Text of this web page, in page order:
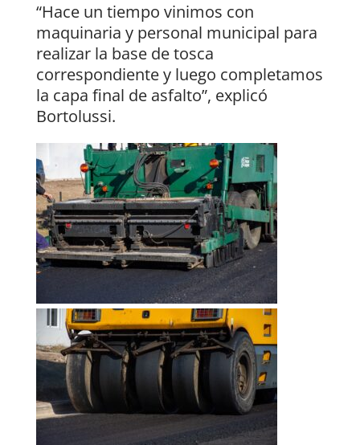
“Hace un tiempo vinimos con
maquinaria y personal municipal para
realizar la base de tosca
correspondiente y luego completamos
la capa final de asfalto”, explicó
Bortolussi.